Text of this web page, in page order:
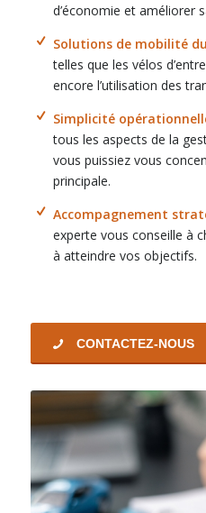
d’économie et améliorer
Solutions de mobilité
telles que les vélos
encore l’utilisation des
Simplicité
tous les aspects de la
vous puissiez vous
principale.
Accompagnement
experte vous conseille à
à atteindre vos objectifs.
CONTACTEZ-NOUS